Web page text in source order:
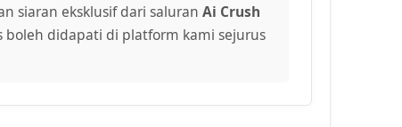
siaran eksklusif dari saluran Ai Crush
boleh didapati di platform kami sejurus